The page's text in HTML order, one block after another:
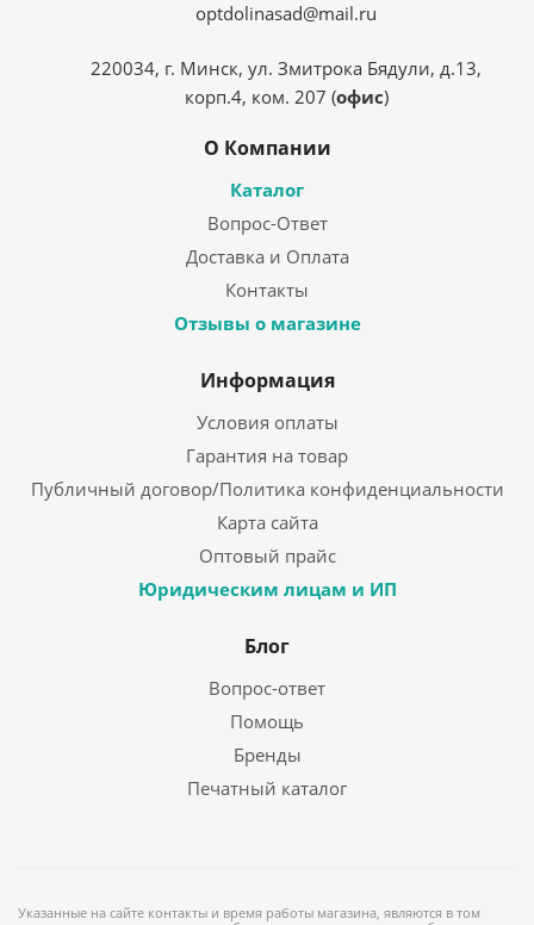
optdolinasad@mail.ru
220034, г. Минск, ул. Змитрока Бядули, д.13,
корп.4, ком. 207 (офис)
О Компании
Каталог
Вопрос-Ответ
Доставка и Оплата
Контакты
Отзывы о магазине
Информация
Условия оплаты
Гарантия на товар
Публичный договор/Политика конфиденциальности
Карта сайта
Оптовый прайс
Юридическим лицам и ИП
Блог
Вопрос-ответ
Помощь
Бренды
Печатный каталог
Указанные на сайте контакты и время работы магазина, являются в том